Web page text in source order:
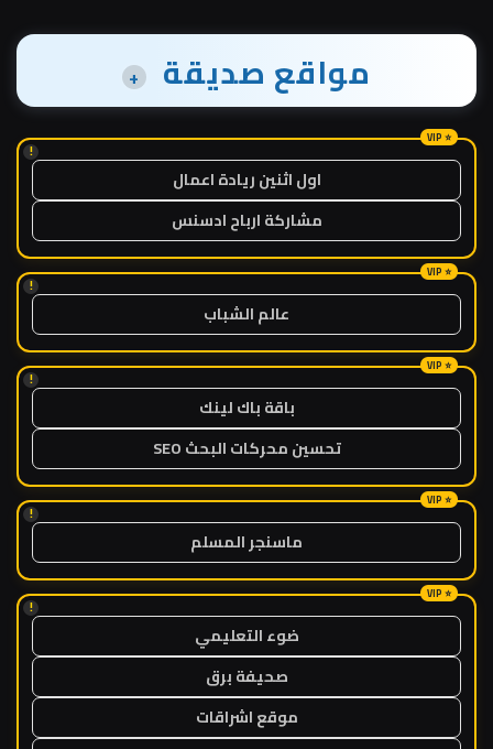
مواقع صديقة +
!
اول اثنين ريادة اعمال
مشاركة ارباح ادسنس
!
عالم الشباب
!
باقة باك لينك
تحسين محركات البحث SEO
!
ماسنجر المسلم
!
ضوء التعليمي
صحيفة برق
موقع اشراقات